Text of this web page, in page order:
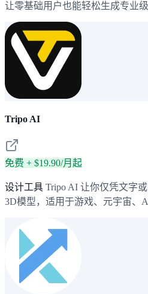
让零基础用户也能轻松生成专业级
Tripo AI
免费 + $19.90/月起
设计工具 Tripo AI 让你仅凭文字
3D模型，适用于游戏、元宇宙、